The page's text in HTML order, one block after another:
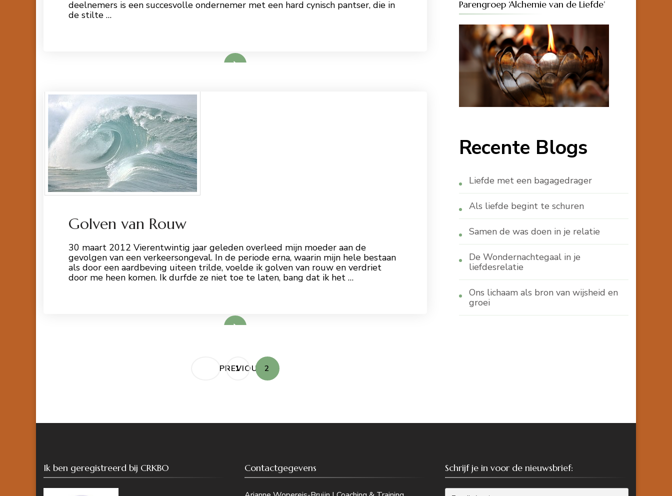
deelnemers is een succesvolle ondernemer met een hard cynisch pantser, die in
de stilte …
Golven van Rouw
30 maart 2012 Vierentwintig jaar geleden overleed mijn moeder aan de
gevolgen van een verkeersongeval. In de periode erna, waarin mijn hele bestaan
als door een aardbeving uiteen trilde, voelde ik golven van rouw en verdriet
door me heen komen. Ik durfde ze niet toe te laten, bang dat ik het …
PREVIOUS
PAGE
1 PAGE
2
Parengroep ‘Alchemie van de Liefde’
Recente Blogs
Liefde met een bagagedrager
Als liefde begint te schuren
Samen de was doen in je relatie
De Wondernachtegaal in je
liefdesrelatie
Ons lichaam als bron van wijsheid en
groei
Ik ben geregistreerd bij CRKBO Contactgegevens Schrijf je in voor de nieuwsbrief: